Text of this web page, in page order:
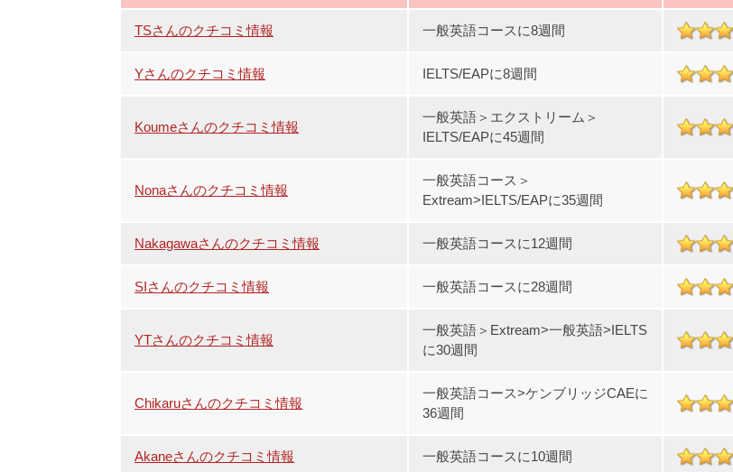
TSさんのクチコミ情報 一般英語コースに8週間
Yさんのクチコミ情報 IELTS/EAPに8週間
Koumeさんのクチコミ情報
一般英語＞エクストリーム＞
IELTS/EAPに45週間
Nonaさんのクチコミ情報
一般英語コース＞
Extream>IELTS/EAPに35週間
Nakagawaさんのクチコミ情報 一般英語コースに12週間
SIさんのクチコミ情報 一般英語コースに28週間
YTさんのクチコミ情報
一般英語＞Extream>一般英語>IELTS
に30週間
Chikaruさんのクチコミ情報
一般英語コース>ケンブリッジCAEに
36週間
Akaneさんのクチコミ情報 一般英語コースに10週間